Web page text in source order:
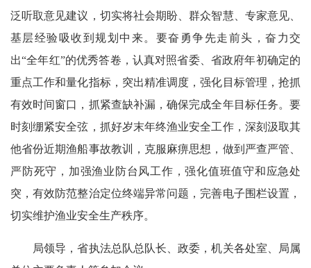
泛听取意见建议，切实将社会期盼、群众智慧、专家意见、
基层经验吸收到规划中来。要奋勇争先走前头，奋力交
出“全年红”的优秀答卷，认真对照省委、省政府年初确定的
重点工作和量化指标，突出精准调度，强化目标管理，抢抓
有效时间窗口，抓紧查缺补漏，确保完成全年目标任务。要
时刻绷紧安全弦，抓好岁末年终渔业安全工作，深刻汲取其
他省份近期渔船事故教训，克服麻痹思想，做到严查严管、
严防死守，加强渔业防台风工作，强化值班值守和应急处
突，有效防范整治定位终端异常问题，完善电子围栏设置，
切实维护渔业安全生产秩序。
局领导，省执法总队总队长、政委，机关各处室、局属